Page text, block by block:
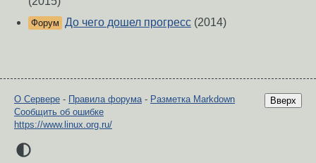
Форум До чего дошел прогресс (2014)
Вверх
О Сервере - Правила форума- Разметка Markdown
Сообщить об ошибке
https://www.linux.org.ru/